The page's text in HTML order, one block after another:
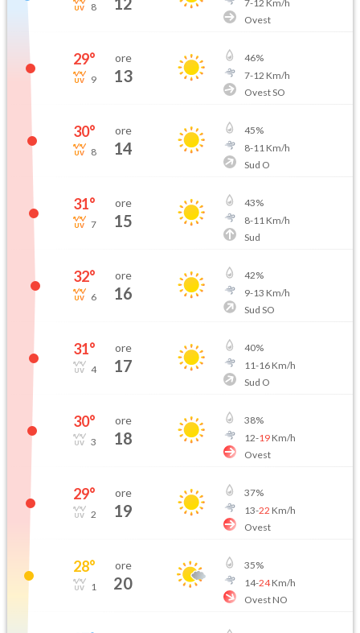
8 7-12 Km/h
Ovest
29°
9
ore
13
46%
7-12 Km/h
Ovest SO
30°
8
ore
14
45%
8-11 Km/h
Sud O
31°
7
ore
15
43%
8-11 Km/h
Sud
32°
6
ore
16
42%
9-13 Km/h
Sud SO
31°
4
ore
17
40%
11-16Km/h
Sud O
30°
3
ore
18
38%
12-19Km/h
Ovest
29°
2
ore
19
37%
13-22 Km/h
Ovest
28°
1
ore
20
35%
14-24Km/h
Ovest NO